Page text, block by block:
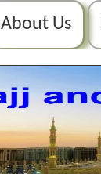
About Us